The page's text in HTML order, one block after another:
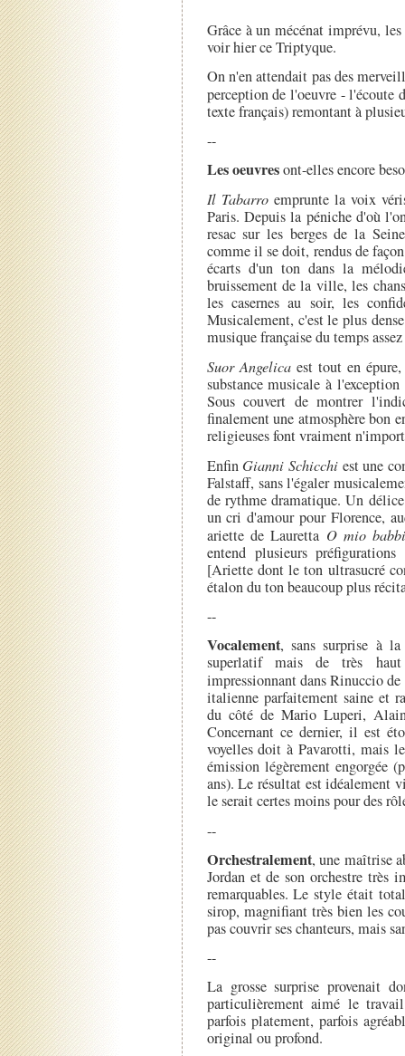
Grâce à un mécénat imprévu,
voir hier ce Triptyque.
On n'en attendait pas des
perception de l'oeuvre - l'écoute
texte français) remontant à
--
Les oeuvresont-elles encore
Il Tabarroemprunte la voix
Paris. Depuis la péniche d'où
resac sur les berges de la
comme il se doit, rendus de
écarts d'un ton dans la
bruissement de la ville, les
les casernes au soir, les
Musicalement, c'est le plus
musique française du temps
Suor Angelicaest tout en épure,
substance musicale à
Sous couvert de montrer
finalement une atmosphère bon
religieuses font vraiment
EnfinGianni Schicchi est une
Falstaff, sans l'égaler
de rythme dramatique. Un
un cri d'amour pour Florence,
ariette de Lauretta O mio
entend plusieurs
[Ariette dont le ton ultrasucré
étalon du ton beaucoup plus
--
Vocalement, sans surprise à
superlatif mais de très
impressionnant dans Rinuccio de
italienne parfaitement saine et
du côté de Mario Luperi,
Concernant ce dernier, il est
voyelles doit à Pavarotti, mais
émission légèrement engorgée
ans). Le résultat est idéalement
le serait certes moins pour des
--
Orchestralement, une maîtrise
Jordan et de son orchestre très
remarquables. Le style était
sirop, magnifiant très bien les
pas couvrir ses chanteurs, mais
--
La grosse surprise provenait
particulièrement aimé le
parfois platement, parfois
original ou profond.